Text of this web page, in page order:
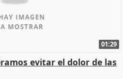
01:29
evitar el dolor de las